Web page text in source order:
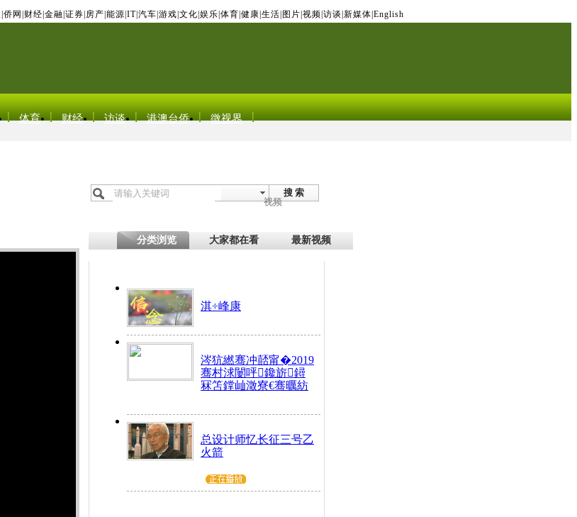
侨网 财经 金融 证券 房产 能源 IT| 汽车 游戏 文化 娱乐 体育 健康 生活 图片 视频 访谈 新媒体 English
体育 财经 访谈 港澳台侨 微视界
搜 索
视频
分类浏览 大家都在看 最新视频
淇÷峰康
涔犺繎骞冲嚭甯�2019
骞村浗闄呯鑱旂鐞
冧笘鐣屾澂寮€骞曞紡
总设计师忆长征三号乙
火箭